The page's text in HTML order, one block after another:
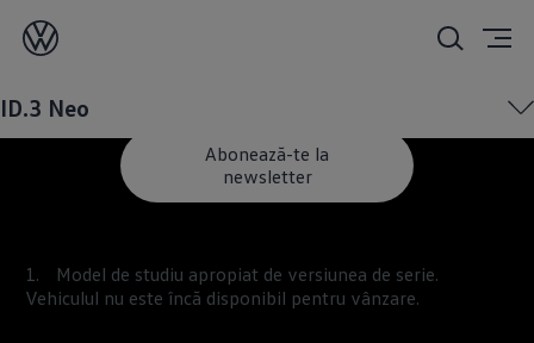
ID.3 Neo
Abonează-te la
newsletter
Model de studiu apropiat de versiunea de serie.
Vehiculul nu este încă disponibil pentru vânzare.